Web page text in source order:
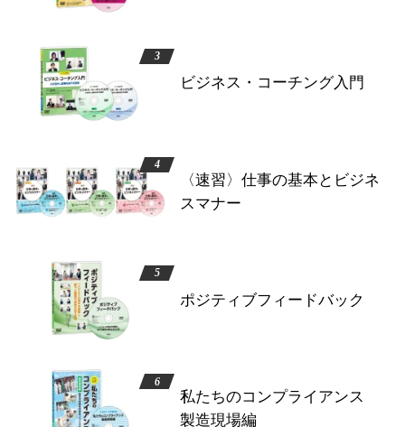
ビジネス・コーチング入門
〈速習〉仕事の基本とビジネ
スマナー
ポジティブフィードバック
私たちのコンプライアンス
製造現場編